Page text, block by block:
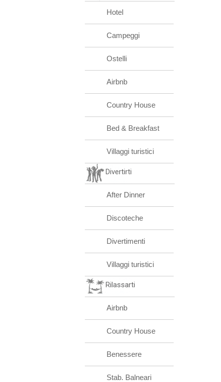
Hotel
Campeggi
Ostelli
Airbnb
Country House
Bed & Breakfast
Villaggi turistici
Divertirti
After Dinner
Discoteche
Divertimenti
Villaggi turistici
Rilassarti
Airbnb
Country House
Benessere
Stab. Balneari